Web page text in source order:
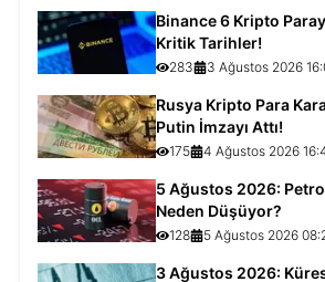
Binance 6 Kripto
Kritik Tarihler!
283 3 Ağustos 2026
Rusya Kripto Para
Putin İmzayı Attı!
175 4 Ağustos 2026
5 Ağustos 2026:
Neden Düşüyor?
128 5 Ağustos 2026
3 Ağustos 2026: